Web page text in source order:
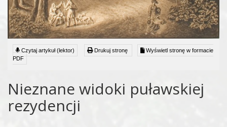
Czytaj artykuł (lektor) Drukuj stronę
Wyświetl stronę w formacie
PDF
Nieznane widoki puławskiej
rezydencji